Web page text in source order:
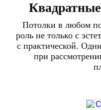
Потолки в любом
роль не только с
с практической.
при